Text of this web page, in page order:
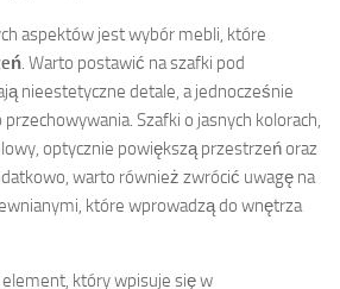
aspektów jest wybór mebli, które
. Warto postawić na szafki pod
nieestetyczne detale, a jednocześnie
Szafki o jasnych kolorach,
optycznie powiększą przestrzeń oraz
warto również zwrócić uwagę na
które wprowadzą do wnętrza
który wpisuje się w